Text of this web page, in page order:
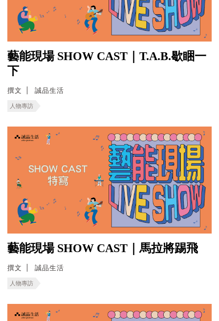
藝能現場 SHOW CAST｜T.A.B.歇睏一
下
撰文 誠品生活
人物專訪
藝能現場 SHOW CAST｜馬拉將踢飛
撰文 誠品生活
人物專訪